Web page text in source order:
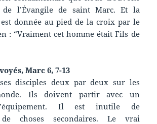
l’Évangile de saint Marc. Et la
donnée au pied de la croix par le
: “Vraiment cet homme était Fils de
Marc 6, 7-13
disciples deux par deux sur les
Ils doivent partir avec un
Il est inutile de
de choses secondaires. Le vrai